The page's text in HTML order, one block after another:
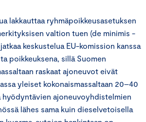
lakkauttaa ryhmäpoikkeusasetuksen
valtion tuen (de minimis -
keskustelua EU-komission kanssa
poikkeuksena, sillä Suomen
raskaat ajoneuvot eivät
yleiset kokonaismassaltaan 20–40
ajoneuvoyhdistelmien
lähes sama kuin dieselvetoisella